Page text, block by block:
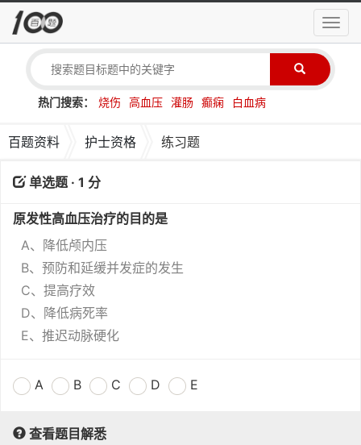
导
航
热门搜索： 烧伤 高血压 灌肠 癫痫 白血病
百题资料 护士资格 练习题
单选题 · 1 分
原发性高血压治疗的目的是
A、降低颅内压
B、预防和延缓并发症的发生
C、提高疗效
D、降低病死率
E、推迟动脉硬化
A B C D E
查看题目解悉